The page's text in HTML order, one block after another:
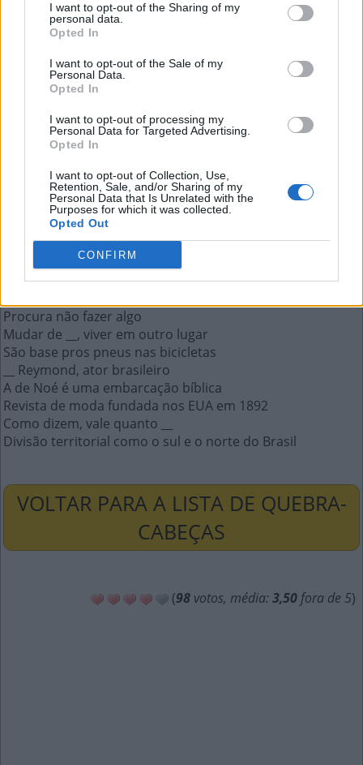
I want to opt-out of the Sharing of my
personal data.
Opted In
I want to opt-out of the Sale of my
Personal Data.
Opted In
I want to opt-out of processing my
Personal Data for Targeted Advertising.
Opted In
I want to opt-out of Collection, Use,
Retention, Sale, and/or Sharing of my
Personal Data that Is Unrelated with the
Purposes for which it was collected.
Opted Out
CONFIRM
Como dizem, vale quanto __
A resposta a esta pergunta:
E S A
Mais respostas deste quebra-cabeça:
O ato de desmontar do cavalo
Fazê-lo é trabalhar a mais ou de noite
Textos como os de Fernando Pessoa e Paulo Leminski
Sobrenome do jogador português Cristiano Ronaldo
São feitas para concorrer aos prêmios da loteria
Procura não fazer algo
Mudar de __, viver em outro lugar
São base pros pneus nas bicicletas
__ Reymond, ator brasileiro
A de Noé é uma embarcação bíblica
Revista de moda fundada nos EUA em 1892
Como dizem, vale quanto __
Divisão territorial como o sul e o norte do Brasil
VOLTAR PARA A LISTA DE QUEBRA-
CABEÇAS
(98 votos, média: 3,50 fora de 5)